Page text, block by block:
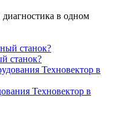
в одном
станок?
Техновектор в